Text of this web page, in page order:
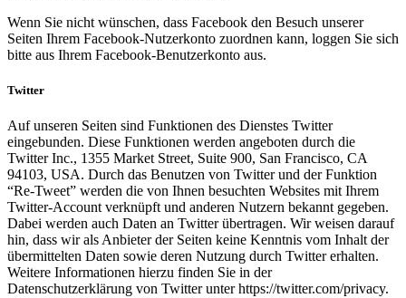
Wenn Sie nicht wünschen, dass Facebook den Besuch unserer
Seiten Ihrem Facebook-Nutzerkonto zuordnen kann, loggen Sie sich
bitte aus Ihrem Facebook-Benutzerkonto aus.
Twitter
Auf unseren Seiten sind Funktionen des Dienstes Twitter
eingebunden. Diese Funktionen werden angeboten durch die
Twitter Inc., 1355 Market Street, Suite 900, San Francisco, CA
94103, USA. Durch das Benutzen von Twitter und der Funktion
“Re-Tweet” werden die von Ihnen besuchten Websites mit Ihrem
Twitter-Account verknüpft und anderen Nutzern bekannt gegeben.
Dabei werden auch Daten an Twitter übertragen. Wir weisen darauf
hin, dass wir als Anbieter der Seiten keine Kenntnis vom Inhalt der
übermittelten Daten sowie deren Nutzung durch Twitter erhalten.
Weitere Informationen hierzu finden Sie in der
Datenschutzerklärung von Twitter unter https://twitter.com/privacy.